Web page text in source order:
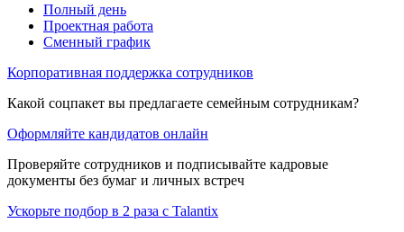
Полный день
Проектная работа
Сменный график
Корпоративная поддержка сотрудников
Какой соцпакет вы предлагаете семейным сотрудникам?
Оформляйте кандидатов онлайн
Проверяйте сотрудников и подписывайте кадровые
документы без бумаг и личных встреч
Ускорьте подбор в 2 раза с Talantix